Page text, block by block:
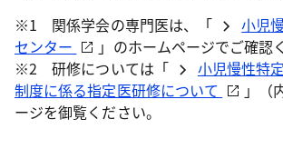
※1 関係学会の専門医は、「
小児
センター
」のホームページでご確認
※2 研修については「
小児慢性特
制度に係る指定医研修について
」（
ージを御覧ください。